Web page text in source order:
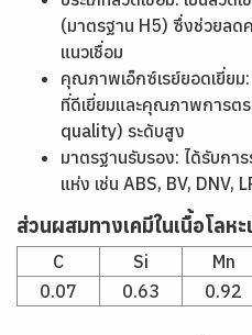
(มาตรฐาน H5) ซึ่งช่วยลด
แนวเชื่อม
คุณภาพเอ็กซ์เรย์ยอดเยี่ย
ที่ดีเยี่ยมและคุณภาพการต
quality) ระดับสูง
มาตรฐานรับรอง: ได้รับกา
แห่ง เช่น ABS, BV, DNV,
ส่วนผสมทางเคมีในเนื้อโลหะ
C Si Mn
0.07
0.63 0.92